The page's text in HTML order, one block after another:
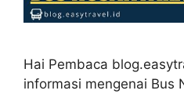
Hai Pembaca
informasi mengenai Bus